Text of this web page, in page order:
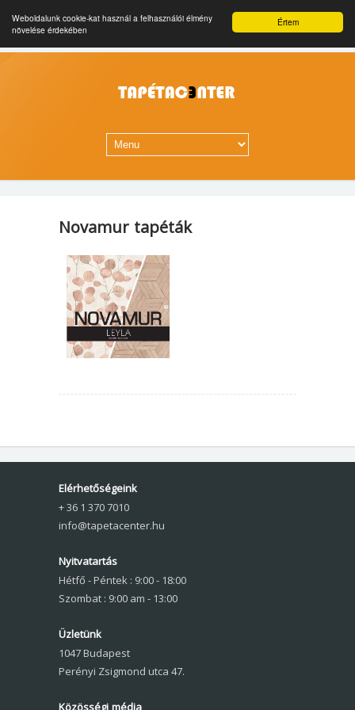
Értem
Weboldalunk cookie-kat használ a felhasználói élmény
növelése érdekében
Novamur tapéták
Elérhetőségeink
+ 36 1 370 7010
info@tapetacenter.hu
Nyitvatartás
Hétfő - Péntek : 9:00 - 18:00
Szombat : 9:00 am - 13:00
Üzletünk
1047 Budapest
Perényi Zsigmond utca 47.
Közösségi média